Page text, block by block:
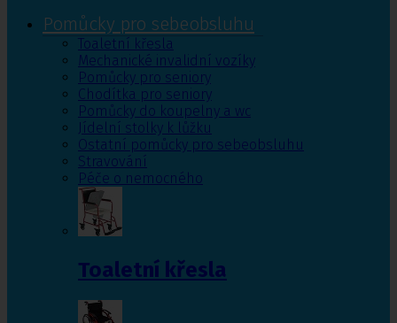
Pomůcky pro sebeobsluhu
Toaletní křesla
Mechanické invalidní vozíky
Pomůcky pro seniory
Chodítka pro seniory
Pomůcky do koupelny a wc
Jídelní stolky k lůžku
Ostatní pomůcky pro sebeobsluhu
Stravování
Péče o nemocného
Toaletní křesla